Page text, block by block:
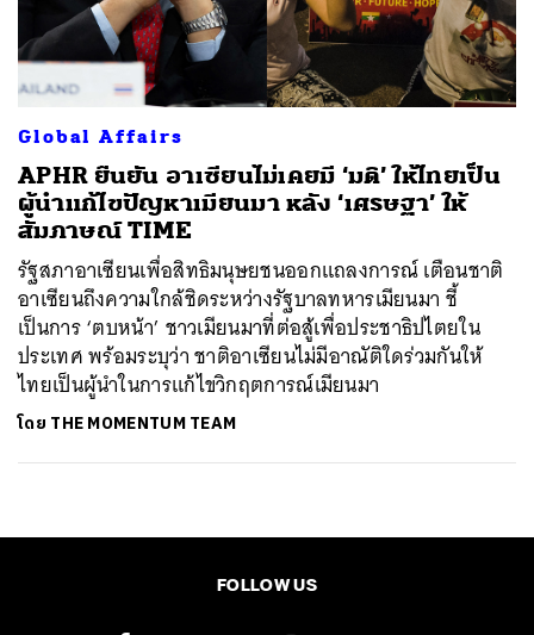
Global Affairs
APHR ยืนยัน อาเซียนไม่เคยมี ‘มติ’ ให้ไทยเป็น
ผู้นำแก้ไขปัญหาเมียนมา หลัง ‘เศรษฐา’ ให้
สัมภาษณ์ TIME
รัฐสภาอาเซียนเพื่อสิทธิมนุษยชนออกแถลงการณ์ เตือนชาติ
อาเซียนถึงความใกล้ชิดระหว่างรัฐบาลทหารเมียนมา ชี้
เป็นการ ‘ตบหน้า’ ชาวเมียนมาที่ต่อสู้เพื่อประชาธิปไตยใน
ประเทศ พร้อมระบุว่า ชาติอาเซียนไม่มีอาณัติใดร่วมกันให้
ไทยเป็นผู้นำในการแก้ไขวิกฤตการณ์เมียนมา
โดย THE MOMENTUM TEAM
FOLLOW US